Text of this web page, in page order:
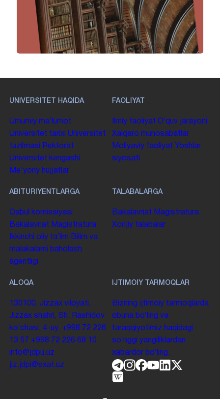
UNIVERSITET HAQIDA
Umumiy maʼlumot
Universitet tarixi Universitet
tuzilmasi
Rektorat
Universitet kengashi
Me'yoriy hujjatlar
FAOLIYAT
Ilmiy faoliyat Oʻquv jarayoni
Xalqaro munosabatlar
Moliyaviy faoliyat Yoshlar
siyosati
ABITURIYENTLARGA
Qabul komissiyasi
Bakalavriat Magistratura
Ikkinchi oliy taʼlim Bilim va
malakalarni baholash
agentligi
TALABALARGA
Bakalavriat Magistratura
Xorijiy talabalar
ALOQA
130100. Jizzax viloyati,
Jizzax shahri, Sh. Rashidov
koʻchasi, 4-uy. +998 72 226
13 57 +998 72 226 68 10
info@jdpu.uz
jiz.jdpi@exat.uz
IJTIMOIY TARMOQLAR
Bizning ijtimoiy tarmoqlarda
obuna boʻling va
taraqqiyotimiz haqidagi
soʻnggi yangiliklardan
xabardor boʻling.